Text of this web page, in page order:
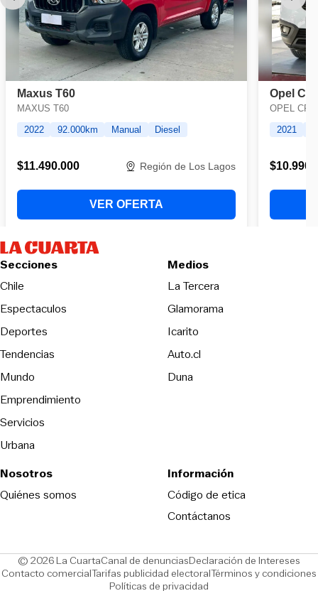
Secciones
Chile
Espectaculos
Deportes
Tendencias
Mundo
Emprendimiento
Servicios
Urbana
Medios
La TerceraOpens in new
Glamorama
Icarito
Auto.cl
DunaOpens in new window
Nosotros
Quiénes somos
Información
Código de eticaOpens in new
Contáctanos
© 2026 La CuartaCanal de denunciasOpens in new window
Declaración de Intereses
Contacto comercialOpens in new window
Tarifas publicidad electoralOpens in new window
Términos y condiciones
Políticas de privacidad